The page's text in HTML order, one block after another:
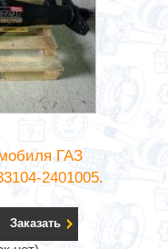
ГАЗ
2401005.
Заказать